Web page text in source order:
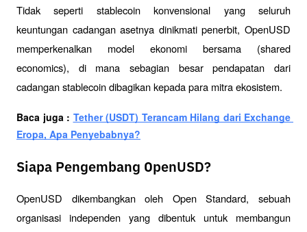
Tidak seperti stablecoin konvensional yang seluruh
keuntungan cadangan asetnya dinikmati penerbit, OpenUSD
memperkenalkan model ekonomi bersama (shared
economics), di mana sebagian besar pendapatan dari
cadangan stablecoin dibagikan kepada para mitra ekosistem.
Baca juga : Tether (USDT) Terancam Hilang dari Exchange
Eropa, Apa Penyebabnya?
Siapa Pengembang OpenUSD?
OpenUSD dikembangkan oleh Open Standard, sebuah
organisasi independen yang dibentuk untuk membangun